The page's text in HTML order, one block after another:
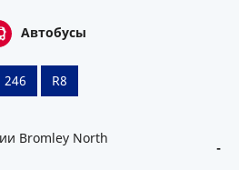
Автобусы
246 R8
Bromley North
-